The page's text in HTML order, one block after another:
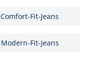
Comfort-Fit-Jeans
Modern-Fit-Jeans